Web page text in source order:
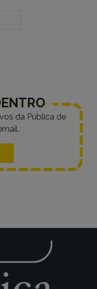
da Pública de